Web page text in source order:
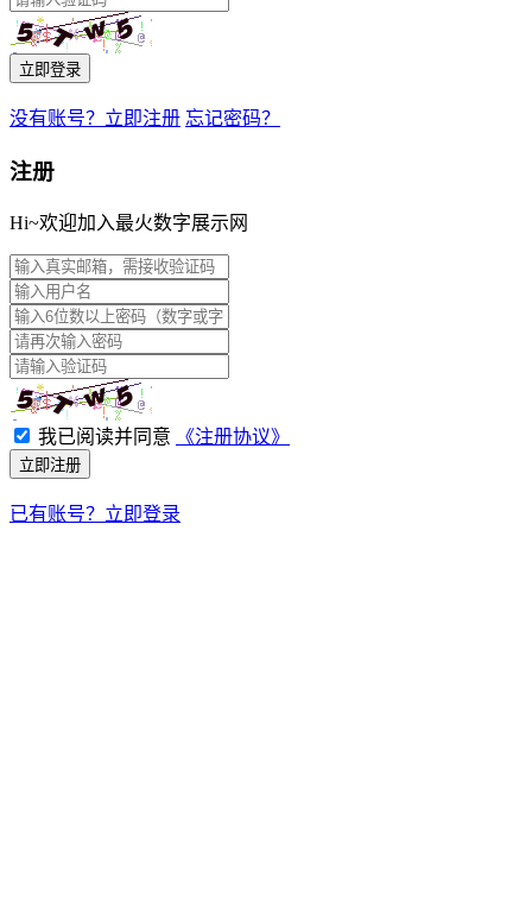
立即登录
没有账号？立即注册 忘记密码？
注册
Hi~欢迎加入最火数字展示网
我已阅读并同意 《注册协议》
立即注册
已有账号？立即登录